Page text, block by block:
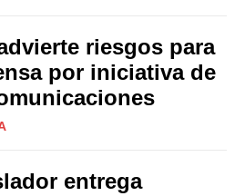
riesgos para
por iniciativa de
entrega